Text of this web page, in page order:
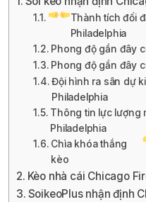
Thành tích đối
Philadelphia
Phong độ gần đây
Phong độ gần đây
Đội hình ra sân dự
Philadelphia
Thông tin lực lượng
Philadelphia
Chìa khóa thắng
kèo
Kèo nhà cái Chicago
SoikeoPlus nhận định